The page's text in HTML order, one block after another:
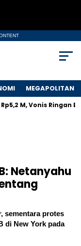
MEGAPOLITAN
Vonis Ringan Bikin
Netanyahu
sementara protes
di New York pada